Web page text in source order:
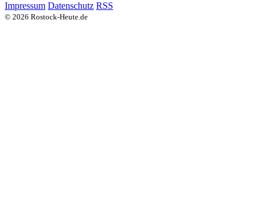
Impressum Datenschutz RSS
© 2026 Rostock-Heute.de